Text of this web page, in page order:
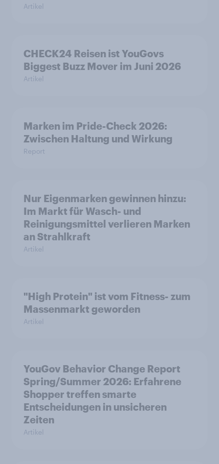
Artikel
CHECK24 Reisen ist YouGovs
Biggest Buzz Mover im Juni 2026
Artikel
Marken im Pride-Check 2026:
Zwischen Haltung und Wirkung
Report
Nur Eigenmarken gewinnen hinzu:
Im Markt für Wasch- und
Reinigungsmittel verlieren Marken
an Strahlkraft
Artikel
"High Protein" ist vom Fitness- zum
Massenmarkt geworden
Artikel
YouGov Behavior Change Report
Spring/Summer 2026: Erfahrene
Shopper treffen smarte
Entscheidungen in unsicheren
Zeiten
Artikel